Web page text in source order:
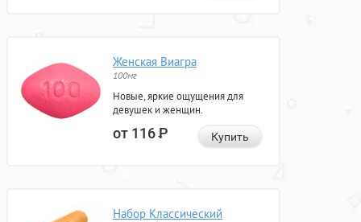
Женская Виагра
100мг
Новые, яркие ощущения для
девушек и женщин.
от 116Р Купить
Набор Классический